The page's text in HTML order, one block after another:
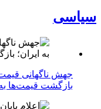
سیاسی
جهش ناگهانی
بازگشت قیمت‌ها